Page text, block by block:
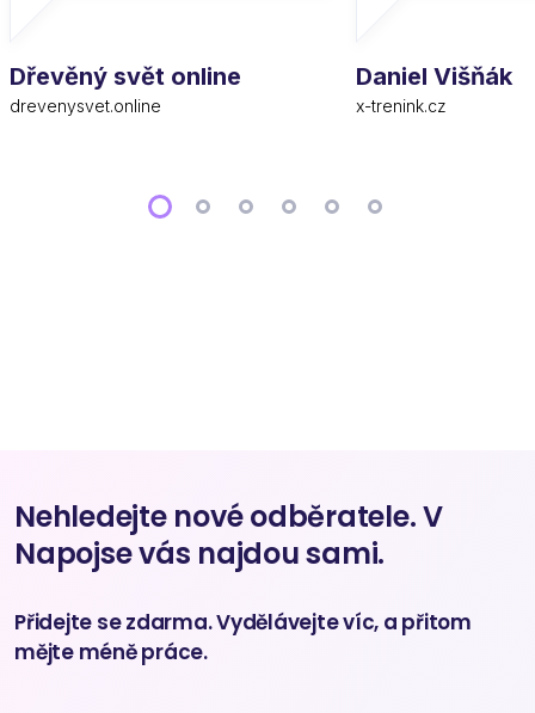
Dřevěný svět online
drevenysvet.online
Daniel Višňák
x-trenink.cz
Nehledejte nové odběratele. V
Napojse vás najdou sami.
Přidejte se zdarma. Vydělávejte víc, a přitom
mějte méně práce.